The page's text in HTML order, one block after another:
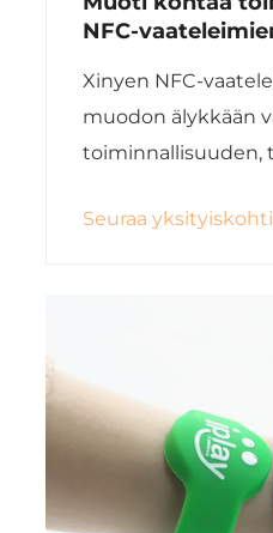
NFC-
Xinyen NFC-
muodon älykkään
toiminnallisuuden,
henkilökohtaisia
Seuraa